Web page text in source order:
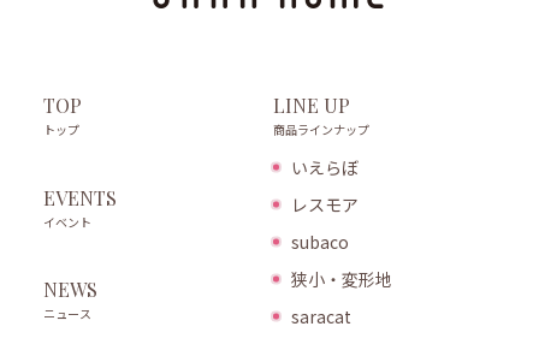
TOP
トップ
EVENTS
イベント
NEWS
ニュース
LINE UP
商品ラインナップ
いえらぼ
レスモア
subaco
狭小・変形地
saracat